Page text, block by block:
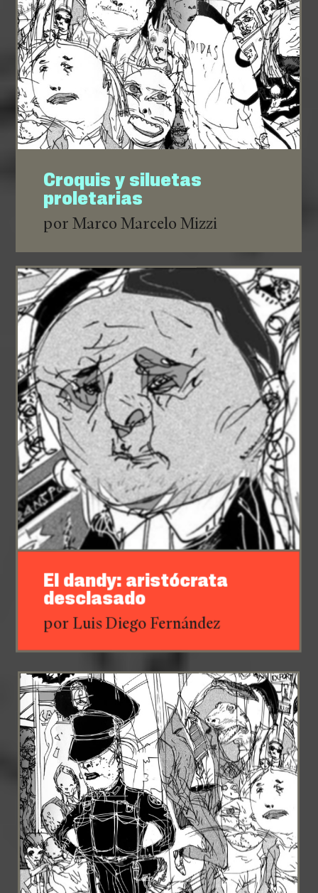
Croquis y siluetas
proletarias
por Marco Marcelo Mizzi
El dandy: aristócrata
desclasado
por Luis Diego Fernández